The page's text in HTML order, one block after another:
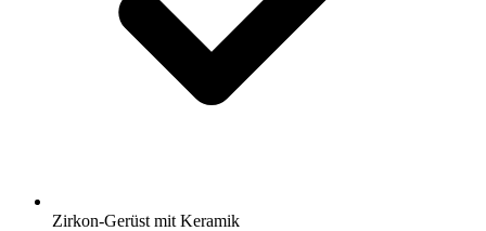
Zirkon-Gerüst mit Keramik